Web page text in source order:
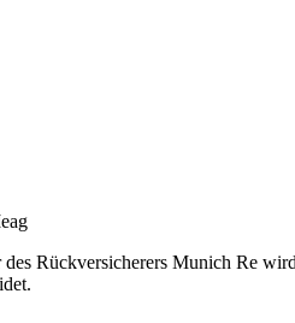
Rückversicherers Munich Re